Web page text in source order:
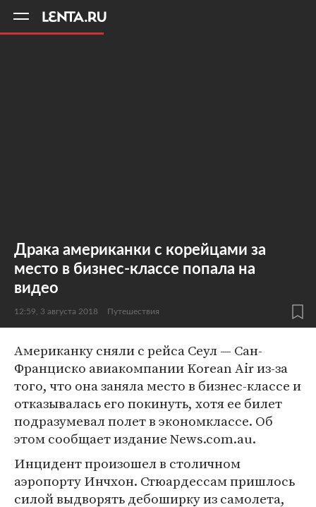
Драка американки с корейцами за
место в бизнес-классе попала на
видео
12:59, 3 августа 2018 Путешествия
Американку сняли с рейса Сеул — Сан-
Франциско авиакомпании Korean Air из-за
того, что она заняла место в бизнес-классе и
отказывалась его покинуть, хотя ее билет
подразумевал полет в экономклассе. Об
этом сообщает издание News.com.au.
Инцидент произошел в столичном
аэропорту Инчхон. Стюардессам пришлось
силой выдворять дебоширку из самолета,